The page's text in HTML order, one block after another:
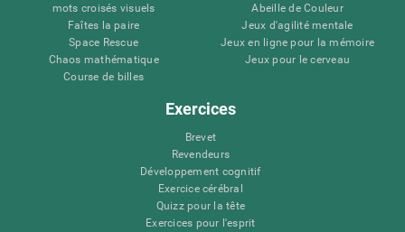
mots croisés visuels
Faîtes la paire
Space Rescue
Chaos mathématique
Course de billes
Abeille de Couleur
Jeux d'agilité mentale
Jeux en ligne pour la mémoire
Jeux pour le cerveau
Exercices
Brevet
Revendeurs
Développement cognitif
Exercice cérébral
Quizz pour la tête
Exercices pour l'esprit